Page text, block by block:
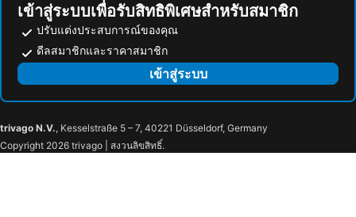
เข้าสู่ระบบเพื่อรับสิทธิพิเศษสำหรับสมาชิก
ปรับแต่งประสบการณ์ของคุณ
ดีลสมาชิกและราคาสมาชิก
เข้าสู่ระบบ
trivago N.V., Kesselstraße 5 – 7, 40221 Düsseldorf, Germany
Copyright 2026 trivago | สงวนลิขสิทธิ์.